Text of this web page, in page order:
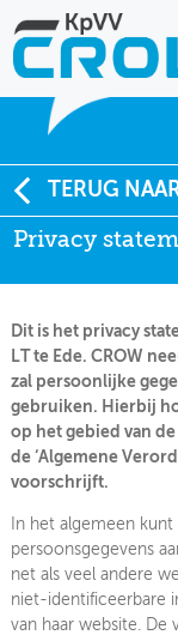
OVER KPVV
NIEUWS
KENNIS
NETWERK V&V
TERUG
Privacy
Dit is het privacy
LT te Ede. CROW
zal persoonlijke
gebruiken. Hierbij
op het gebied van
de ‘Algemene
voorschrijft.
In het algemeen
persoonsgegevens
net als veel andere
niet-identificeerbare
van haar website. De